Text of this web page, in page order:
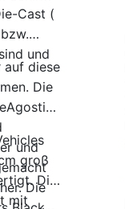
Cast (
und
auf diese
Die
und
Die
groß
Die
mit